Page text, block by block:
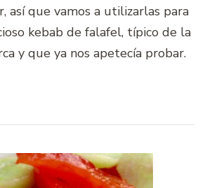
así que vamos a utilizarlas para
kebab de falafel, típico de la
y que ya nos apetecía probar.